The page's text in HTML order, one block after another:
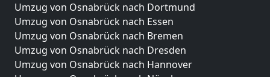
Umzug von Osnabrück nach Dortmund
Umzug von Osnabrück nach Essen
Umzug von Osnabrück nach Bremen
Umzug von Osnabrück nach Dresden
Umzug von Osnabrück nach Hannover